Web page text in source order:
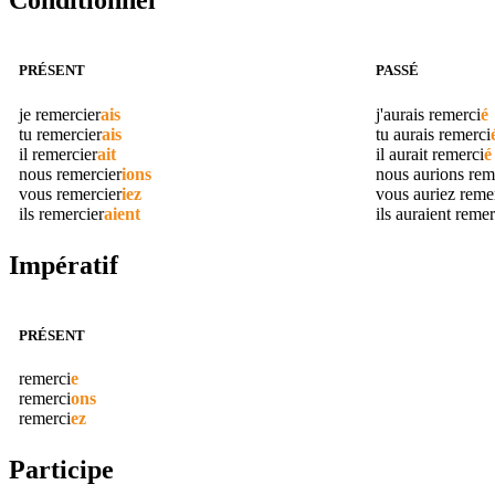
PRÉSENT
je remercierais
tu remercierais
il remercierait
nous remercierions
vous remercieriez
ils remercieraient
PASSÉ
j'aurais remercié
tu aurais remerci
il aurait remercié
nous aurions
vous auriez
ils auraient
Impératif
PRÉSENT
remercie
remercions
remerciez
Participe